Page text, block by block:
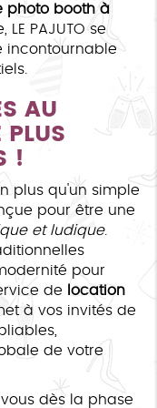
photo booth à
PAJUTO se
incontournable
AU
!
plus qu'un simple
pour être une
et ludique.
pour
de
location
à vos invités de
de votre
dès la phase